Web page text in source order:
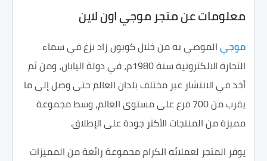
معلومات عن متجر موجي اون لاين
موجيالموصي به من خلال كوبون زاد بزغ في سماء
التجارة الالكترونية سنة 1980م، في دولة اليابان، ومن ثم
أخذ في الانتشار عبر مختلف بلدان العالم حتى وصل إلى ما
يقرب من 700 فرع على مستوى العالم، وسط مجموعة
مميزة من المنتجات الأكثر جودة على الإطلاق.
يوفر المتجر لعملائه الكرام مجموعة رائعة من المميزات